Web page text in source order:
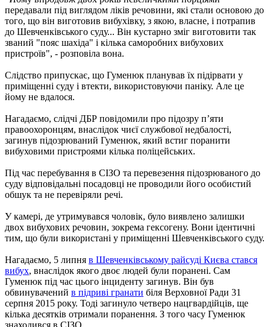
передавали під виглядом ліків речовини, які стали основою до
того, що він виготовив вибухівку, з якою, власне, і потрапив
до Шевченківського суду... Він кустарно зміг виготовити так
званий "пояс шахіда" і кілька саморобних вибухових
пристроїв", - розповіла вона.
Слідство припускає, що Гуменюк планував їх підірвати у
приміщенні суду і втекти, використовуючи паніку. Але це
йому не вдалося.
Нагадаємо, слідчі ДБР повідомили про підозру пʼяти
правоохоронцям, внаслідок чиєї службової недбалості,
загинув підозрюваний Гуменюк, який встиг поранити
вибуховими пристроями кілька поліцейських.
Під час перебування в СІЗО та перевезення підозрюваного до
суду відповідальні посадовці не проводили його особистий
обшук та не перевіряли речі.
У камері, де утримувався чоловік, було виявлено залишки
двох вибухових речовин, зокрема гексогену. Вони ідентичні
тим, що були використані у приміщенні Шевченківського суду.
Нагадаємо, 5 липня в Шевченківському райсуді Києва стався
вибух, внаслідок якого двоє людей були поранені. Сам
Гуменюк під час цього інциденту загинув. Він був
обвинувачений в підриві гранати біля Верховної Ради 31
серпня 2015 року. Тоді загинуло четверо нацгвардійців, ще
кілька десятків отримали поранення. З того часу Гуменюк
знаходився в СІЗО.